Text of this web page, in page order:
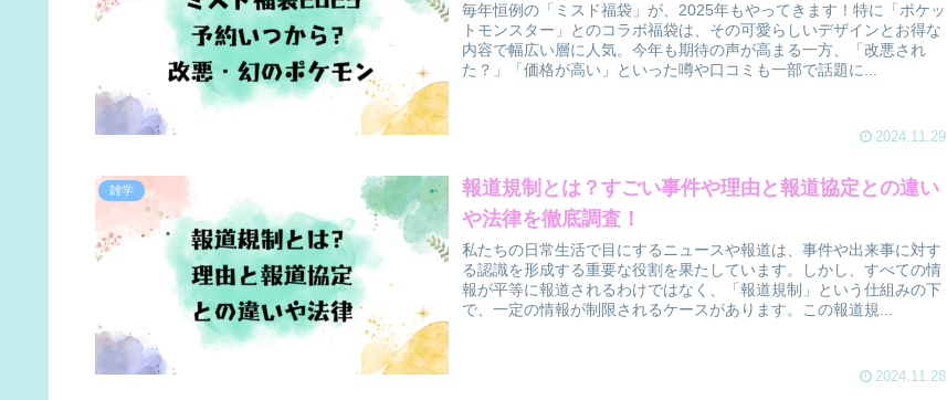
毎年恒例の「ミスド福袋」が、2025年もやってきます！特に「ポケッ
トモンスター」とのコラボ福袋は、その可愛らしいデザインとお得な
内容で幅広い層に人気。今年も期待の声が高まる一方、「改悪され
た？」「価格が高い」といった噂や口コミも一部で話題に...
2024.11.29
雑学
報道規制とは？すごい事件や理由と報道協定との違い
や法律を徹底調査！
私たちの日常生活で目にするニュースや報道は、事件や出来事に対す
る認識を形成する重要な役割を果たしています。しかし、すべての情
報が平等に報道されるわけではなく、「報道規制」という仕組みの下
で、一定の情報が制限されるケースがあります。この報道規...
2024.11.28